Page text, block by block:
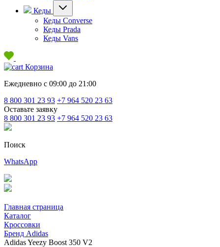
Кеды
Кеды Converse
Кеды Prada
Кеды Vans
Корзина
Ежедневно с 09:00 до 21:00
8 800 301 23 93 +7 964 520 23 63
Оставьте заявку
8 800 301 23 93 +7 964 520 23 63
Поиск
WhatsApp
Главная страница
Каталог
Кроссовки
Бренд Adidas
Adidas Yeezy Boost 350 V2